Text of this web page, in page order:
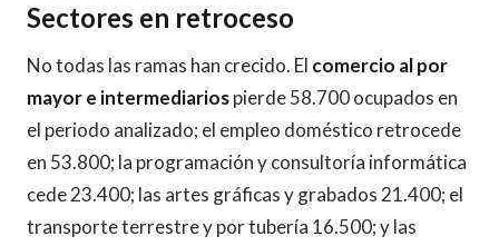
Sectores en retroceso
No todas las ramas han crecido. El comercio al por
mayor e intermediariospierde 58.700 ocupados en
el periodo analizado; el empleo doméstico retrocede
en 53.800; la programación y consultoría informática
cede 23.400; las artes gráficas y grabados 21.400; el
transporte terrestre y por tubería 16.500; y las